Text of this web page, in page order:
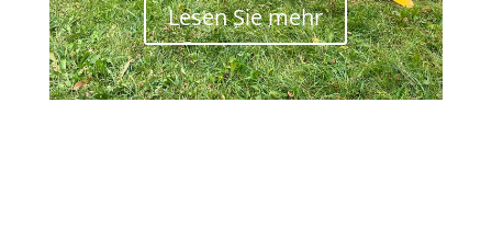
Lesen Sie mehr